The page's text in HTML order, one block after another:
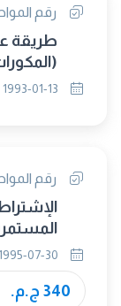
رقم المواصفة
طريقة
رقم المواصفة
الغازية
التدفق.
340 ج.م.